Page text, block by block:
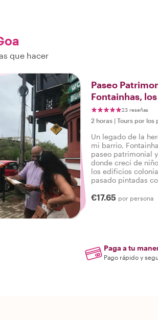
que hacer
Paseo
Fontainhas,
de Panjim23 reseñas
2 horas | Tours por los
Un legado de la
mi barrio,
paseo patrimonial
donde crecí de
los edificios
pasado pintadas
€17.65 por persona
Paga a tu
Pago rápido y